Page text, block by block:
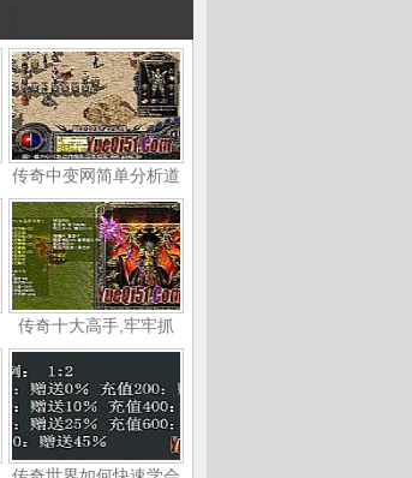
传奇中变网简单分析道
传奇十大高手,牢牢抓